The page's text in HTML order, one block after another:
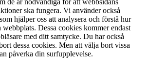
ska fungera. Vi använder också
hjälper oss att analysera och förstå hur
webbplats. Dessa cookies kommer endast
med ditt samtycke. Du har också
dessa cookies. Men att välja bort vissa
påverka din surfupplevelse.